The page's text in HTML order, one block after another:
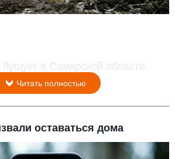
в Самарской области.
Читать полностью
оставаться дома